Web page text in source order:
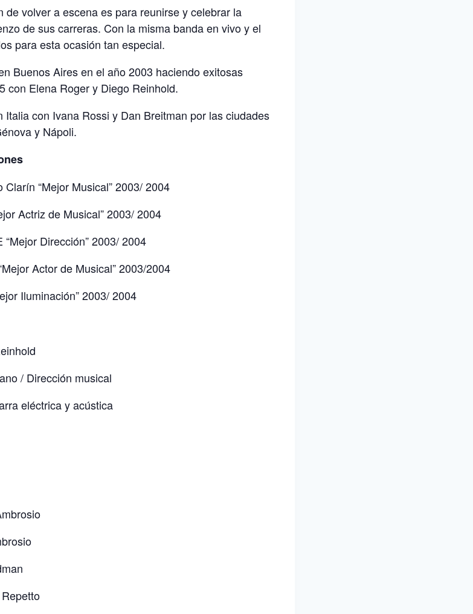
de volver a escena es para reunirse y celebrar la
de sus carreras. Con la misma banda en vivo y el
para esta ocasión tan especial.
Buenos Aires en el año 2003 haciendo exitosas
con Elena Roger y Diego Reinhold.
Italia con Ivana Rossi y Dan Breitman por las ciudades
y Nápoli.
“Mejor Musical” 2003/ 2004
Actriz de Musical” 2003/ 2004
Dirección” 2003/ 2004
Actor de Musical” 2003/2004
Iluminación” 2003/ 2004
/ Dirección musical
eléctrica y acústica